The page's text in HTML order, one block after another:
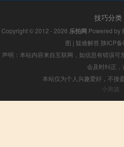
技巧分类
Copyright © 2012 - 2026 乐拍网 Powered by
图 | 疑难解答 陕ICP
声明：本站内容来自互联网，如信息有错误
会及时纠正，
本站仅为个人兴趣爱好，不接
小男孩